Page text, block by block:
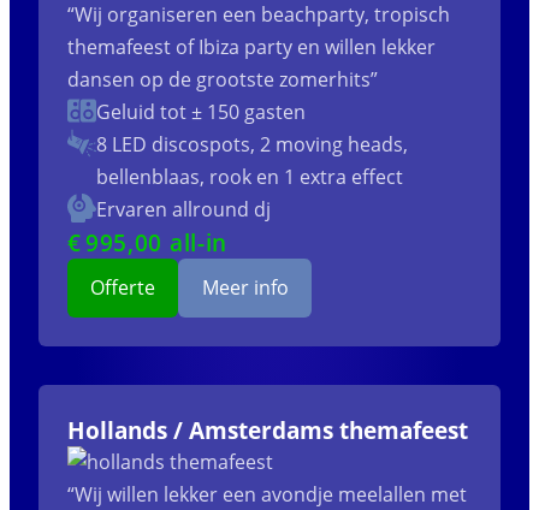
“Wij organiseren een beachparty, tropisch
themafeest of Ibiza party en willen lekker
dansen op de grootste zomerhits”
Geluid tot ± 150 gasten
8 LED discospots, 2 moving heads,
bellenblaas, rook en 1 extra effect
Ervaren allround dj
€995,00 all-in
Offerte Meer info
Hollands / Amsterdams themafeest
“Wij willen lekker een avondje meelallen met